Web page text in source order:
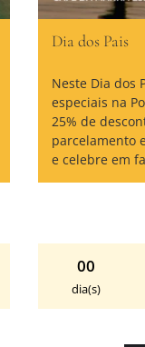
Dia dos Pais
Neste Dia dos
especiais na
25% de
parcelamento
e celebre em
00
dia(s)